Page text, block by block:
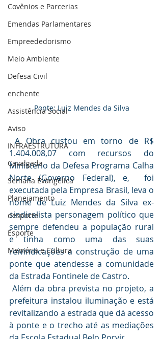
Covênios e Parcerias
Emendas Parlamentares
Empreededorismo
Meio Ambiente
Defesa Civil
enchente
Assistência Social
Aviso
INFRAESTRUTURA
Cavalgada
Semana Evangélica
Planejamento
desporte
Esporte
Memória e Cultura
Ponte: Luiz Mendes da Silva
A Obra custou em torno de R$
1.404.008,07 com recursos do
Ministério da Defesa Programa Calha
Norte (Governo Federal), e,  foi
executada pela Empresa Brasil, leva o
nome de Luiz Mendes da Silva ex-
sindicalista personagem político que
sempre defendeu a população rural
e tinha como uma das suas
reivindicações a construção de uma
ponte que atendesse a comunidade
da Estrada Fontinele de Castro.
Além da obra prevista no projeto, a
prefeitura instalou iluminação e está
revitalizando a estrada que dá acesso
à ponte e o trecho até as mediações